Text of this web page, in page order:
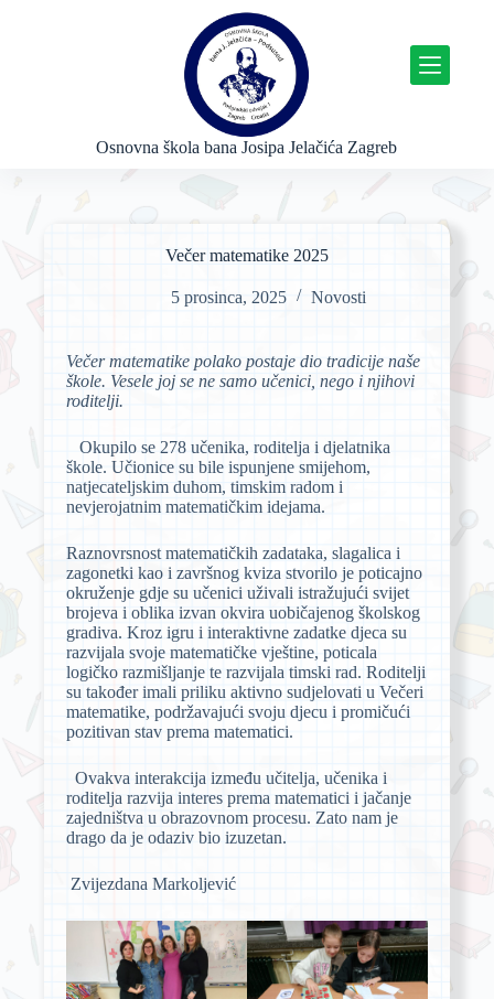
Osnovna škola bana Josipa Jelačića Zagreb
Večer matematike 2025
5 prosinca, 2025 Novosti
Večer matematike polako postaje dio tradicije naše
škole. Vesele joj se ne samo učenici, nego i njihovi
roditelji.
Okupilo se 278 učenika, roditelja i djelatnika
škole. Učionice su bile ispunjene smijehom,
natjecateljskim duhom, timskim radom i
nevjerojatnim matematičkim idejama.
Raznovrsnost matematičkih zadataka, slagalica i
zagonetki kao i završnog kviza stvorilo je poticajno
okruženje gdje su učenici uživali istražujući svijet
brojeva i oblika izvan okvira uobičajenog školskog
gradiva. Kroz igru i interaktivne zadatke djeca su
razvijala svoje matematičke vještine, poticala
logičko razmišljanje te razvijala timski rad. Roditelji
su također imali priliku aktivno sudjelovati u Večeri
matematike, podržavajući svoju djecu i promičući
pozitivan stav prema matematici.
Ovakva interakcija između učitelja, učenika i
roditelja razvija interes prema matematici i jačanje
zajedništva u obrazovnom procesu. Zato nam je
drago da je odaziv bio izuzetan.
Zvijezdana Markoljević